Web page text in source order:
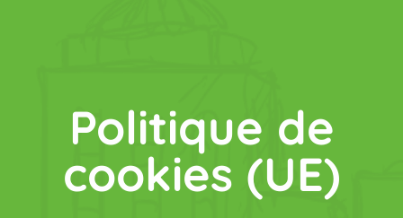
Politique de
cookies (UE)